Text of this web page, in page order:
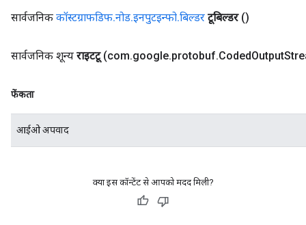
सार्वजनिक कॉस्टग्राफडिफ.नोड.इनपुटइन्फो.बिल्डर टूबिल्डर ()
सार्वजनिक शून्य राइटटू (com.google.protobuf.CodedOutput
फेंकता
आईओ अपवाद
क्या इस कॉन्टेंट से आपको मदद मिली?